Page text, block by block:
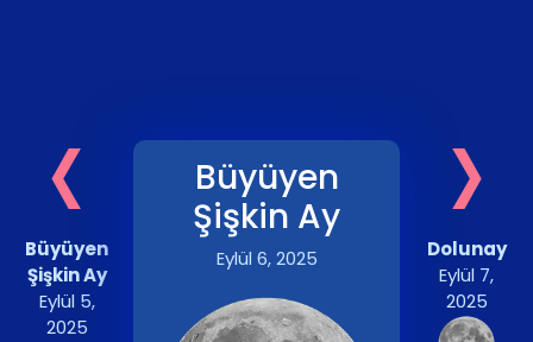
‹
Büyüyen
Şişkin Ay
Eylül 5,
2025
Büyüyen
Şişkin Ay
Eylül 6, 2025 ›
Dolunay
Eylül 7,
2025